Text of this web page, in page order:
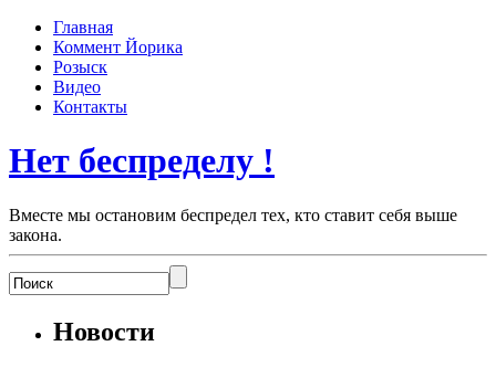
Главная
Коммент Йорика
Розыск
Видео
Контакты
Нет беспределу !
Вместе мы остановим беспредел тех, кто ставит себя выше
закона.
Новости